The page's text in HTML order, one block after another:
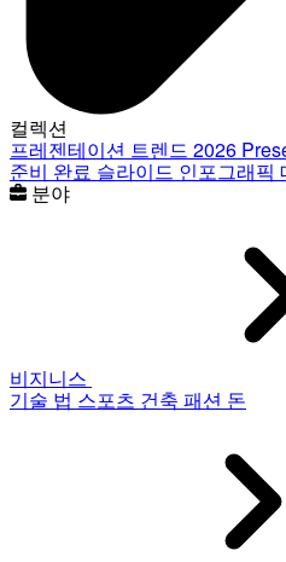
컬렉션
프레젠테이션 트렌드 2026
준비 완료 슬라이드 인포그래픽
분야
비지니스
기술 법 스포츠 건축 패션 돈